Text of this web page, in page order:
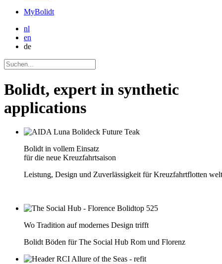
MyBolidt
nl
en
de
Bolidt, expert in synthetic
applications
Bolidt in vollem Einsatz
für die neue Kreuzfahrtsaison
Leistung, Design und Zuverlässigkeit für Kreuzfahrtflotten
Wo Tradition auf modernes Design trifft
Bolidt Böden für The Social Hub Rom und Florenz